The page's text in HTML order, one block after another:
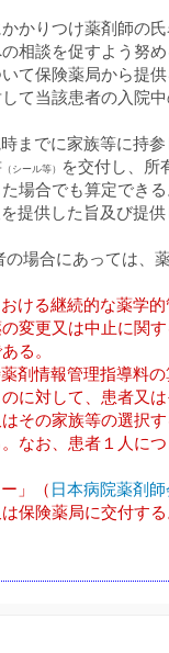
かりつけ薬剤師の
相談を促すよう努め
て保険薬局から提
て当該患者の入院
までに家族等に持参
（シール等）
を交付し、所
場合でも算定できる
提供した旨及び提
場合にあっては、
ける継続的な薬学的
変更又は中止に関
る。
剤情報管理指導料
に対して、患者又は
その家族等の選択
なお、患者１人に
」（ 日本病院薬剤師
保険薬局に交付す